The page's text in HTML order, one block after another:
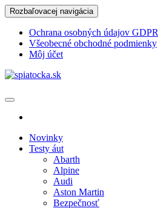
Skip
to
content
Rozbaľovacej navigácia
Ochrana osobných údajov GDPR
Všeobecné obchodné podmienky
Môj účet
Novinky
Testy áut
Abarth
Alpine
Audi
Aston Martin
Bezpečnosť